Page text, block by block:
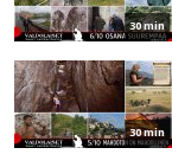
30 min
30 min